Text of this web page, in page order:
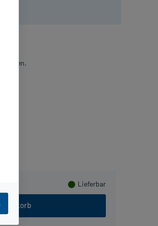
Lieferbar